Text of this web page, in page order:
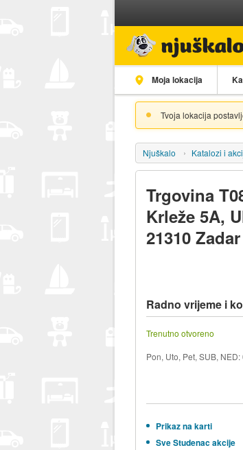
Moja lokacija
Tvoja lokacija
Njuškalo Katalozi i
Trgovina
Krleže 5A,
21310 Zadar
Radno vrijeme i
Trenutno otvoreno
Pon, Uto, Pet, SUB,
Prikaz na karti
Sve Studenac akcije